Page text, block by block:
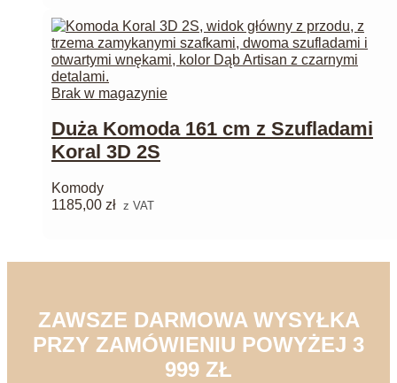
Brak w magazynie
Duża Komoda 161 cm z Szufladami
Koral 3D 2S
Komody
1185,00 zł z VAT
ZAWSZE DARMOWA WYSYŁKA
PRZY ZAMÓWIENIU POWYŻEJ 3
999 ZŁ